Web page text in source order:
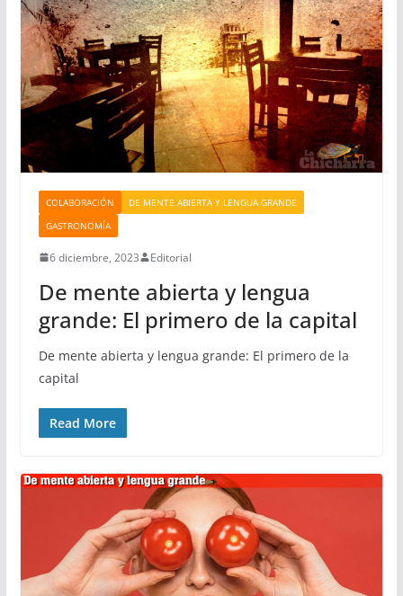
COLABORACIÓN
DE MENTE ABIERTA Y LENGUA GRANDE
GASTRONOMÍA
6 diciembre, 2023 Editorial
De mente abierta y lengua
grande: El primero de la capital
De mente abierta y lengua grande: El primero de la
capital
Read More